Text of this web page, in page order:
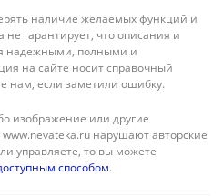
наличие желаемых функций и
не гарантирует, что описания и
надежными, полными и
на сайте носит справочный
нам, если заметили ошибку.
изображение или другие
нарушают авторские
управляете, то вы можете
способом.